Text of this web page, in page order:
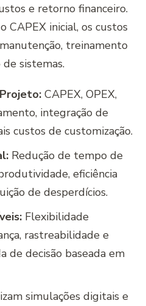
e retorno financeiro.
CAPEX inicial, os custos
treinamento
sistemas.
CAPEX, OPEX,
integração de
custos de customização.
Redução de tempo de
eficiência
de desperdícios.
Flexibilidade
rastreabilidade e
de decisão baseada em
simulações digitais e